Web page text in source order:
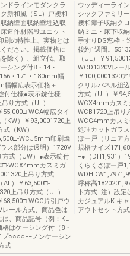
ドラインモダンクラ
新和風（SL）戸襖和
納壁面収納壁埋込収
造作材階段ユニット
刷の特性上、実物とは
ださい。掲載価格に
除く）、組立代、取
シング付8・14・
・171・180mm幅
幅幅広表示価格＋
付仕様●表示錠仕様
り方式（UL）
55,000□-WCA幅広タイ
KW）￥93,0001720上
（KW）
WCJ5mm印刷焼
ス部分は透明）1720V
方式（UW）●表示錠付
WCX4mmカスミガ
上吊り方式
AL）￥63,500□-
上吊り方式（UL）
68,500□-WCC片引戸ウ
ール方式、商品色は
、商品記号（例：KL
はケーシング付（8・
○○○○−−ノンケーシン
式
ウッディーライ
シックファミリ
襖和障子収納ク
納ミニ・床下収
手すりDS窓
後約1週間。
（UL）￥
WCD1320Vレー
￥100,0001320
クリルパネル組
方式（UL）￥
WCX4mmカスミ
WCB1720上吊り
WCG4mmカス
処理カットガラ
ぽー戸（リニア
規格サイズ
−●（DH1,931）
くらくさぽー戸
呼称高
ト方式−注）設
カジュアルK:キ
アウトセット方